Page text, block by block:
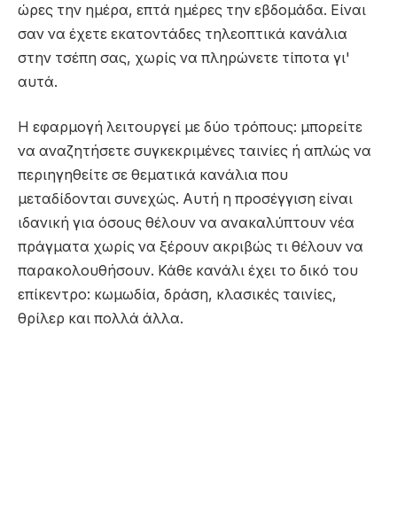
ώρες την ημέρα, επτά ημέρες την εβδομάδα. Είναι
σαν να έχετε εκατοντάδες τηλεοπτικά κανάλια
στην τσέπη σας, χωρίς να πληρώνετε τίποτα γι'
αυτά.
Η εφαρμογή λειτουργεί με δύο τρόπους: μπορείτε
να αναζητήσετε συγκεκριμένες ταινίες ή απλώς να
περιηγηθείτε σε θεματικά κανάλια που
μεταδίδονται συνεχώς. Αυτή η προσέγγιση είναι
ιδανική για όσους θέλουν να ανακαλύπτουν νέα
πράγματα χωρίς να ξέρουν ακριβώς τι θέλουν να
παρακολουθήσουν. Κάθε κανάλι έχει το δικό του
επίκεντρο: κωμωδία, δράση, κλασικές ταινίες,
θρίλερ και πολλά άλλα.